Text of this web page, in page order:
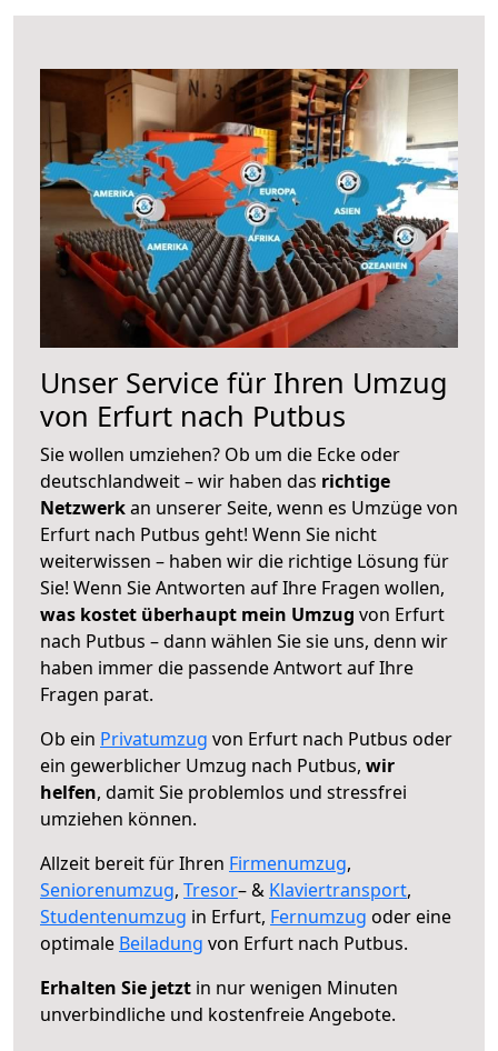
Unser Service für Ihren Umzug
von Erfurt nach Putbus
Sie wollen umziehen? Ob um die Ecke oder
deutschlandweit – wir haben das richtige
Netzwerkan unserer Seite, wenn es Umzüge von
Erfurt nach Putbus geht! Wenn Sie nicht
weiterwissen – haben wir die richtige Lösung für
Sie! Wenn Sie Antworten auf Ihre Fragen wollen,
was kostet überhaupt mein Umzug von Erfurt
nach Putbus – dann wählen Sie sie uns, denn wir
haben immer die passende Antwort auf Ihre
Fragen parat.
Ob ein Privatumzug von Erfurt nach Putbus oder
ein gewerblicher Umzug nach Putbus, wir
helfen, damit Sie problemlos und stressfrei
umziehen können.
Allzeit bereit für Ihren Firmenumzug,
Seniorenumzug, Tresor– & Klaviertransport,
Studentenumzug in Erfurt, Fernumzug oder eine
optimale Beiladung von Erfurt nach Putbus.
Erhalten Sie jetzt in nur wenigen Minuten
unverbindliche und kostenfreie Angebote.